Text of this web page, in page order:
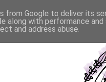
from Google to deliver its
along with performance
and address abuse.